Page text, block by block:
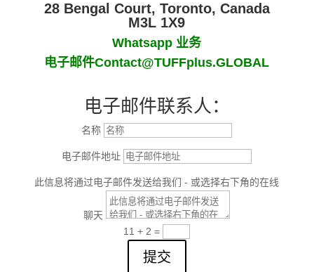
28 Bengal Court, Toronto, Canada
M3L 1X9
Whatsapp 业务
电子邮件Contact@TUFFplus.GLOBAL
电子邮件联系人：
名称
电子邮件地址
此信息将通过电子邮件发送给我们 - 或选择右下角的在线
聊天
11 + 2 =
提交